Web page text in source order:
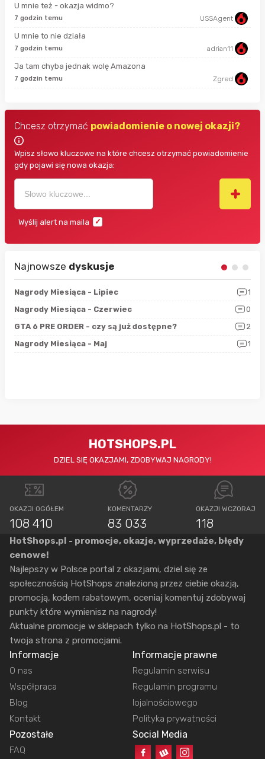
U mnie też - okazja widmo?
7 godzin temu USSAgent
U mnie to nie działa
7 godzin temu adrian11
Ja tam chyba jednak wolę Amazona
7 godzin temu Zgred
Chcesz otrzymać powiadomienie o nowej okazji?
Wpisz słowo kluczowe na które chcesz otrzymać powiadomienie
gdy pojawi się nowa okazja:
Wyślij alert na maila
Najnowsze dyskusje
Nagrody Miesiąca - Lipiec
1
Nagrody Miesiąca - Czerwiec
0
GTA 6 PRE ORDER - czy są już dostępne?
2
Nagrody Miesiąca - Maj
1
HOTSHOPS.PL
DZIEL SIĘ OKAZJAMI, ZDOBYWAJ NAGRODY!
OKAZJI OGÓŁEM
108 410
KOMENTARZY
83 033
OKAZJI WCZORAJ
118
HotShops.pl - promocje, okazje, wyprzedaże, błędy
cenowe!
Najlepszy w Polsce portal z okazjami, dziel się ze
społecznością HotShops znalezioną przez ciebie okazją,
promocją, kodem rabatowym, oceniaj komentuj zdobywaj
punkty które wymienisz na nagrody!
Aktualne promocje w sklepach tylko na HotShops.pl - to
twoja strona z promocjami.
Informacje
O nas
Współpraca
Blog
Kontakt
Informacje prawne
Regulamin serwisu
Regulamin programu
lojalnościowego
Polityka prywatności
Pozostałe
FAQ
Social Media